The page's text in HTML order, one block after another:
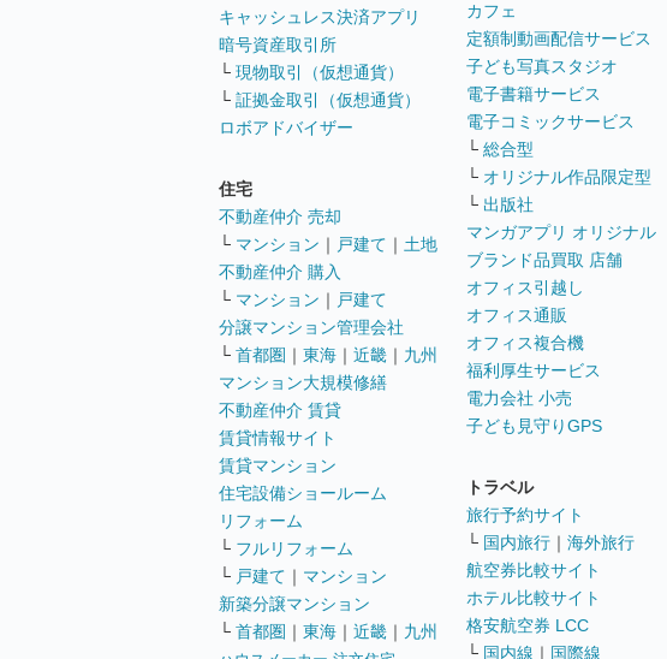
キャッシュレス決済アプリ
暗号資産取引所
└ 現物取引（仮想通貨）
└ 証拠金取引（仮想通貨）
ロボアドバイザー
住宅
不動産仲介 売却
└ マンション ｜ 戸建て ｜ 土地
不動産仲介 購入
└ マンション ｜ 戸建て
分譲マンション管理会社
└ 首都圏 ｜ 東海 ｜ 近畿 ｜ 九州
マンション大規模修繕
不動産仲介 賃貸
賃貸情報サイト
賃貸マンション
住宅設備ショールーム
リフォーム
└ フルリフォーム
└ 戸建て ｜ マンション
新築分譲マンション
└ 首都圏 ｜ 東海 ｜ 近畿 ｜ 九州
カフェ
定額制動画配信サービス
子ども写真スタジオ
電子書籍サービス
電子コミックサービス
└ 総合型
└ オリジナル作品限定型
└ 出版社
マンガアプリ オリジナル
ブランド品買取 店舗
オフィス引越し
オフィス通販
オフィス複合機
福利厚生サービス
電力会社 小売
子ども見守りGPS
トラベル
旅行予約サイト
└ 国内旅行 ｜ 海外旅行
航空券比較サイト
ホテル比較サイト
格安航空券 LCC
└ 国内線 ｜ 国際線